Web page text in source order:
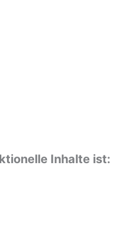
Inhalte ist: